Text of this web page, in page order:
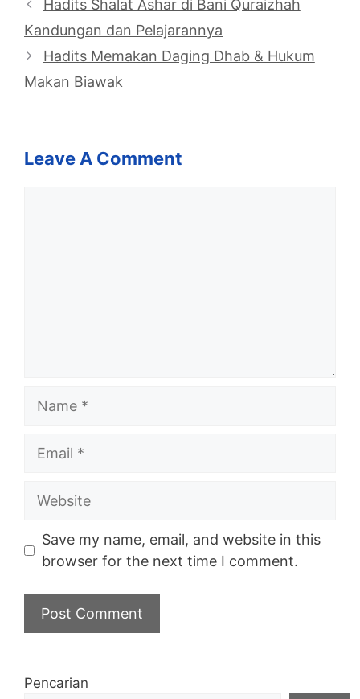
Hadits Shalat Ashar di Bani Quraizhah
Kandungan dan Pelajarannya
Hadits Memakan Daging Dhab & Hukum
Makan Biawak
Leave A Comment
Name
Email
Website
Save my name, email, and website in this
browser for the next time I comment.
Pencarian